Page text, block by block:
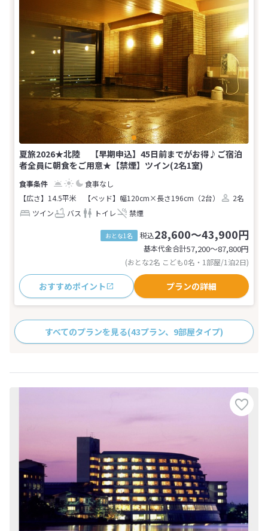
夏旅2026★北陸 【早期申込】45日前までがお得♪ご宿泊
者全員に朝食をご用意★【禁煙】ツイン(2名1室)
食事なし
【広さ】14.5平米
【ベッド】幅120cm×長さ196cm（2台）
2名
ツイン
バス トイレ 禁煙
おとな1名 税込28,600～43,900円
基本代金合計57,200〜87,800円
(おとな2名 こども0名・1部屋/1泊2日)
おすすめポイント プランの詳細
すべてのプランを見る(43プラン、9部屋タイプ)